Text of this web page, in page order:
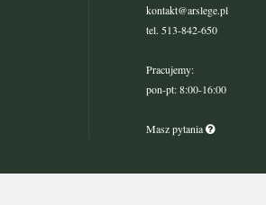
kontakt@arslege.pl
tel. 513-842-650
Pracujemy:
pon-pt: 8:00-16:00
Masz pytania